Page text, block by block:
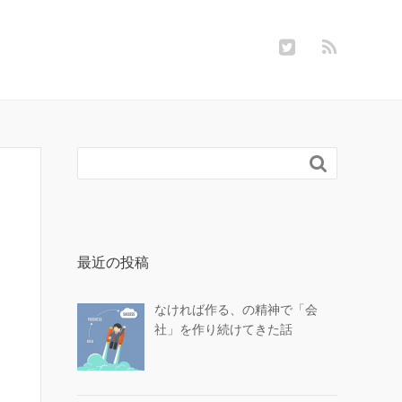

最近の投稿
なければ作る、の精神で「会
社」を作り続けてきた話